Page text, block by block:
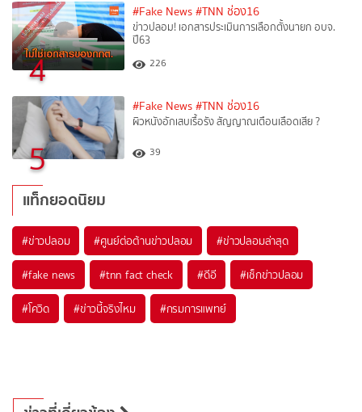
4
#Fake News #TNN ช่อง16
ข่าวปลอม! เอกสารประเมินการเลือกตั้งนายก อบจ.
ปี63
226
5
#Fake News #TNN ช่อง16
ผิวหนังอักเสบเรื้อรัง สัญญาณเตือนเลือดเสีย ?
39
แท็กยอดนิยม
#ข่าวปลอม #ศูนย์ต่อต้านข่าวปลอม #ข่าวปลอมล่าสุด
#fake news #tnn fact check #ดีอี #เช็กข่าวปลอม
#โควิด #ข่าวนี้จริงไหม #กรมการแพทย์